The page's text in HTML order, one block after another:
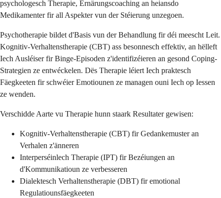
psychologesch Therapie, Ernärungscoaching an heiansdo
Medikamenter fir all Aspekter vun der Stéierung unzegoen.
Psychotherapie bildet d'Basis vun der Behandlung fir déi meescht Leit.
Kognitiv-Verhaltenstherapie (CBT) ass besonnesch effektiv, an hëlleft
Iech Ausléiser fir Binge-Episoden z'identifizéieren an gesond Coping-
Strategien ze entwéckelen. Dës Therapie léiert Iech praktesch
Fäegkeeten fir schwéier Emotiounen ze managen ouni Iech op Iessen
ze wenden.
Verschidde Aarte vu Therapie hunn staark Resultater gewisen:
Kognitiv-Verhaltenstherapie (CBT) fir Gedankemuster an
Verhalen z'änneren
Interperséinlech Therapie (IPT) fir Bezéiungen an
d'Kommunikatioun ze verbesseren
Dialektesch Verhaltenstherapie (DBT) fir emotional
Regulatiounsfäegkeeten